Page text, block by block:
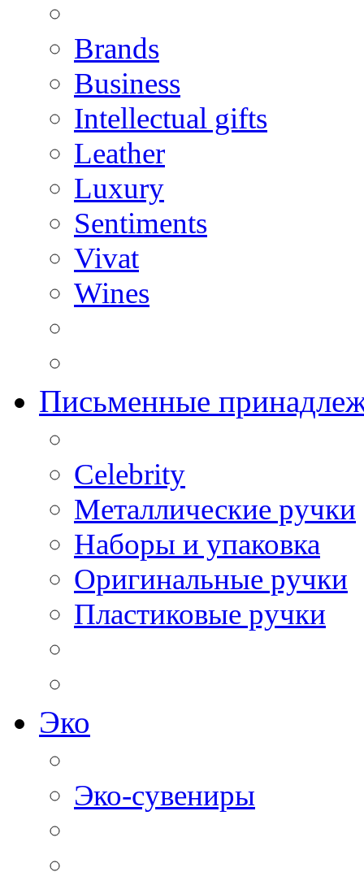
Brands
Business
Intellectual gifts
Leather
Luxury
Sentiments
Vivat
Wines
Письменные
Celebrity
Металлические ручки
Наборы и упаковка
Оригинальные ручки
Пластиковые ручки
Эко
Эко-сувениры